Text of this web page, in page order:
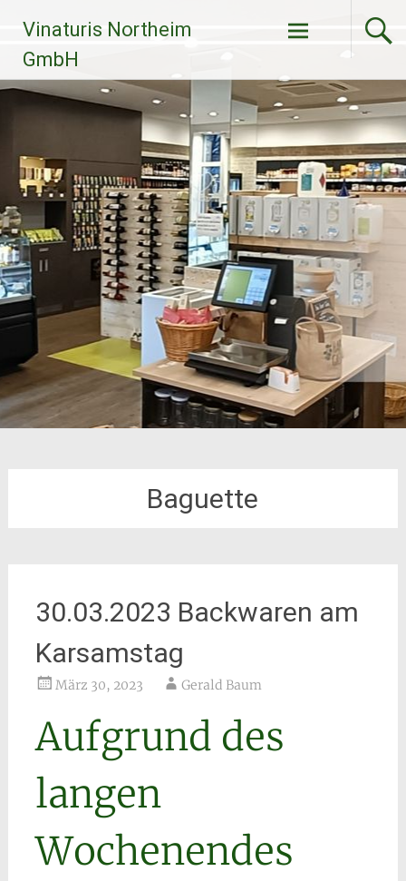
Inhalt
springen
Vinaturis Northeim
GmbH
Baguette
30.03.2023 Backwaren am
Karsamstag
März 30, 2023 Gerald Baum
Aufgrund des
langen
Wochenendes